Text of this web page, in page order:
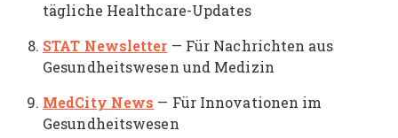
tägliche Healthcare-Updates
STAT Newsletter — Für Nachrichten aus
Gesundheitswesen und Medizin
MedCity News — Für Innovationen im
Gesundheitswesen